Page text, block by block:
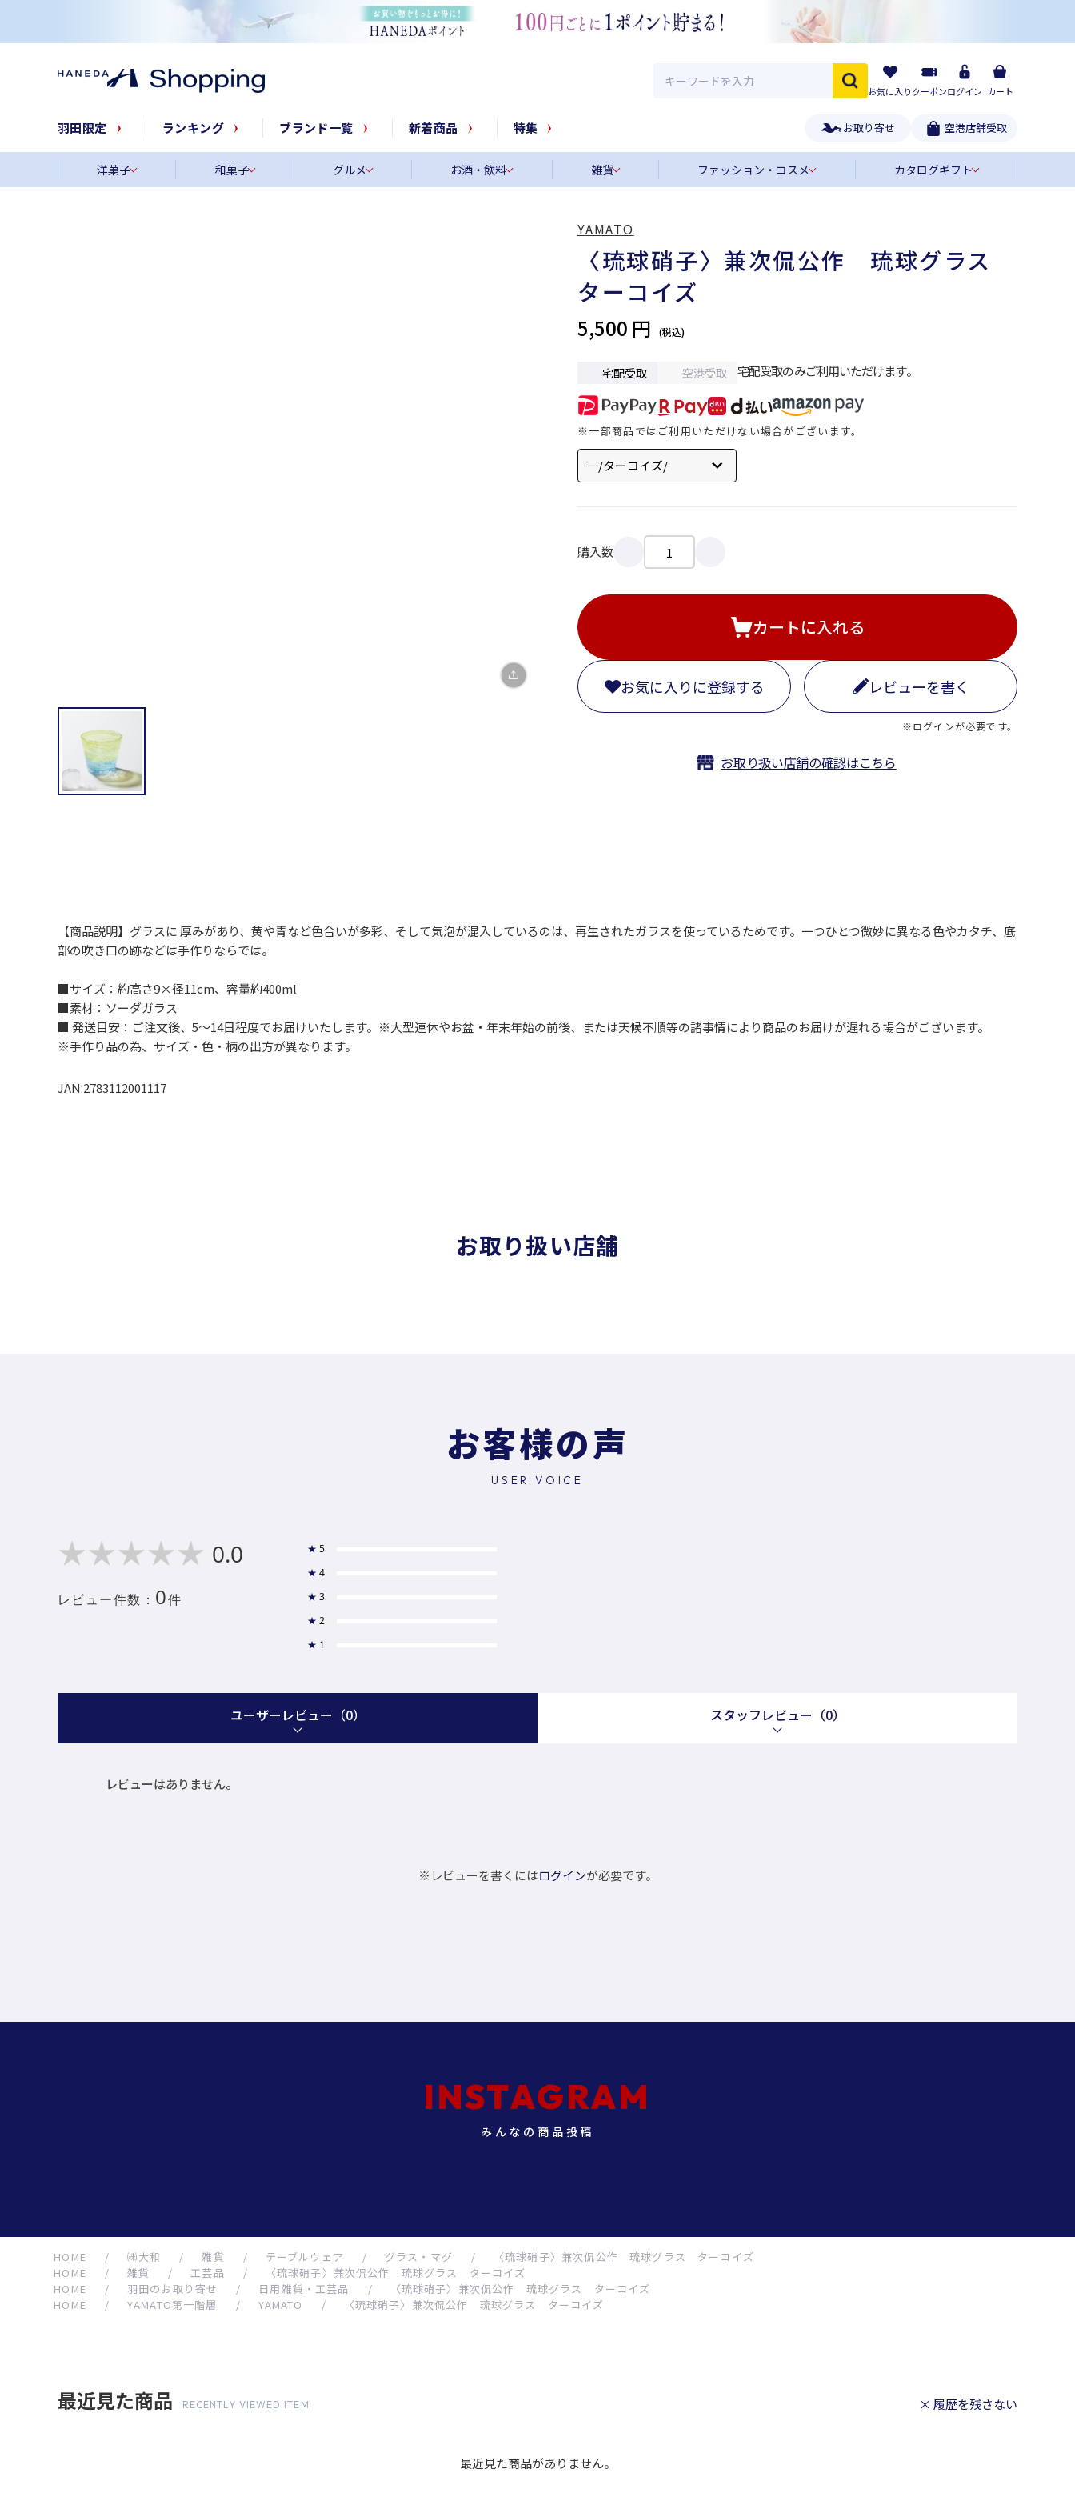
お気に入りクーポンログイン カート
羽田限定 ランキング ブランド一覧 新着商品 特集 お取り寄せ 空港店舗受取
洋菓子 和菓子 グルメ お酒・飲料 雑貨 ファッション・コスメ カタログギフト
〈琉球硝子〉兼次侃公作 琉球グラス
ターコイズ
5,500 円
宅配受取 空港受取 宅配受取のみご利用いただけます。
※一部商品ではご利用いただけない場合がございます。
購入数
カートに入れる
お気に入りに登録する レビューを書く
※ログインが必要です。
お取り扱い店舗の確認はこちら
YAMATO
【商品説明】グラスに 厚みがあり、黄や青など色合いが多彩、そして気泡が混入しているのは、再生されたガラスを使っているためです。一つひとつ微妙に異なる色やカタチ、底
部の吹き口の跡などは手作りならでは。
■サイズ：約高さ9×径11cm、容量約400ml
■素材：ソーダガラス
■ 発送目安：ご注文後、5～14日程度でお届けいたします。※大型連休やお盆・年末年始の前後、または天候不順等の諸事情により商品のお届けが遅れる場合がございます。
※手作り品の為、サイズ・色・柄の出方が異なります。
JAN:2783112001117
お取り扱い店舗
HOME / ㈱大和 / 雑貨 / テーブルウェア / グラス・マグ /
〈琉球硝子〉兼次侃公作 琉球グラス ターコイズ
HOME
/ 雑貨 / 工芸品 /
〈琉球硝子〉兼次侃公作 琉球グラス ターコイズ
HOME
/ 羽田のお取り寄せ / 日用雑貨・工芸品 /
〈琉球硝子〉兼次侃公作 琉球グラス ターコイズ
HOME
/ YAMATO第一階層 / YAMATO / 〈琉球硝子〉兼次侃公作 琉球グラス ターコイズ
お客様の声
USER VOICE
0.0
レビュー件数： 0件
★ 5
★ 4
★ 3
★ 2
★ 1
ユーザーレビュー （0） スタッフレビュー （0）
レビューはありません。
※レビューを書くにはログインが必要です。
INSTAGRAM
みんなの商品投稿
最近見た商品 RECENTLY VIEWED ITEM × 履歴を残さない
最近見た商品がありません。